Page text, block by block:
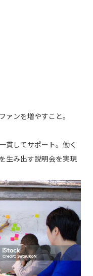
ァンを増やすこと。
貫してサポート。働く
生み出す説明会を実現